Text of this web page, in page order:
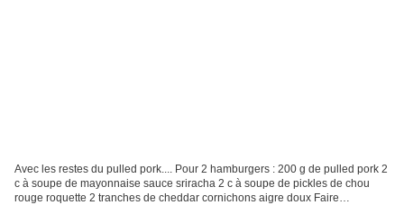
Avec les restes du pulled pork.... Pour 2 hamburgers : 200 g de pulled pork 2
c à soupe de mayonnaise sauce sriracha 2 c à soupe de pickles de chou
rouge roquette 2 tranches de cheddar cornichons aigre doux Faire